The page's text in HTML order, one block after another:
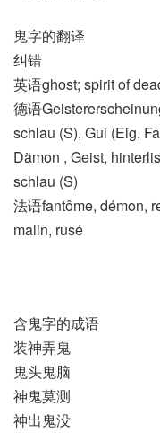
鬼字的翻译
纠错
英语ghost; spirit of
德语
schlau (S)​, Gui (Eig,
Dämon , Geist,
schlau (S)
法语fantôme, démon,
malin, rusé
含鬼字的成语
装神弄鬼
鬼头鬼脑
神鬼莫测
神出鬼没